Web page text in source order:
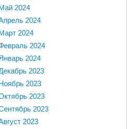
2024
2024
2024
2024
2024
2023
2023
2023
2023
2023